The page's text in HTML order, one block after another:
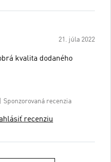
21. júla 2022
kvalita dodaného
Sponzorovaná recenzia
recenziu